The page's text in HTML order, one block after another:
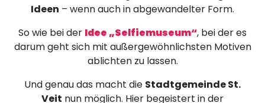
Ideen – wenn auch in abgewandelter Form.
So wie bei der Idee „Selfiemuseum“, bei der es
darum geht sich mit außergewöhnlichsten Motiven
ablichten zu lassen.
Und genau das macht die Stadtgemeinde St.
Veit nun möglich. Hier begeistert in der